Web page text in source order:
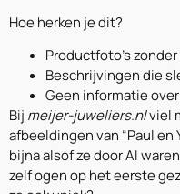
Hoe herken je dit?
Productfoto’s
Beschrijvingen die
Geen informatie
Bij meijer-juweliers.nlviel
afbeeldingen van “Paul
bijna alsof ze door AI
zelf ogen op het eerste